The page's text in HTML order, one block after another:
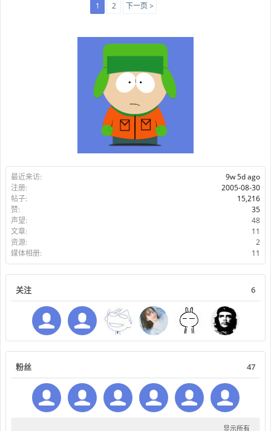
最近来访:
9w 5d ago
注册:
2005-08-30
帖子:
15,216
赞:
35
声望:
48
文章:
11
资源:
2
媒体相册:
11
关注 6
粉丝 47
显示所有
1 2 下一页 >